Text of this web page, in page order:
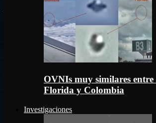
OVNIs muy similares entre
Florida y Colombia
Investigaciones